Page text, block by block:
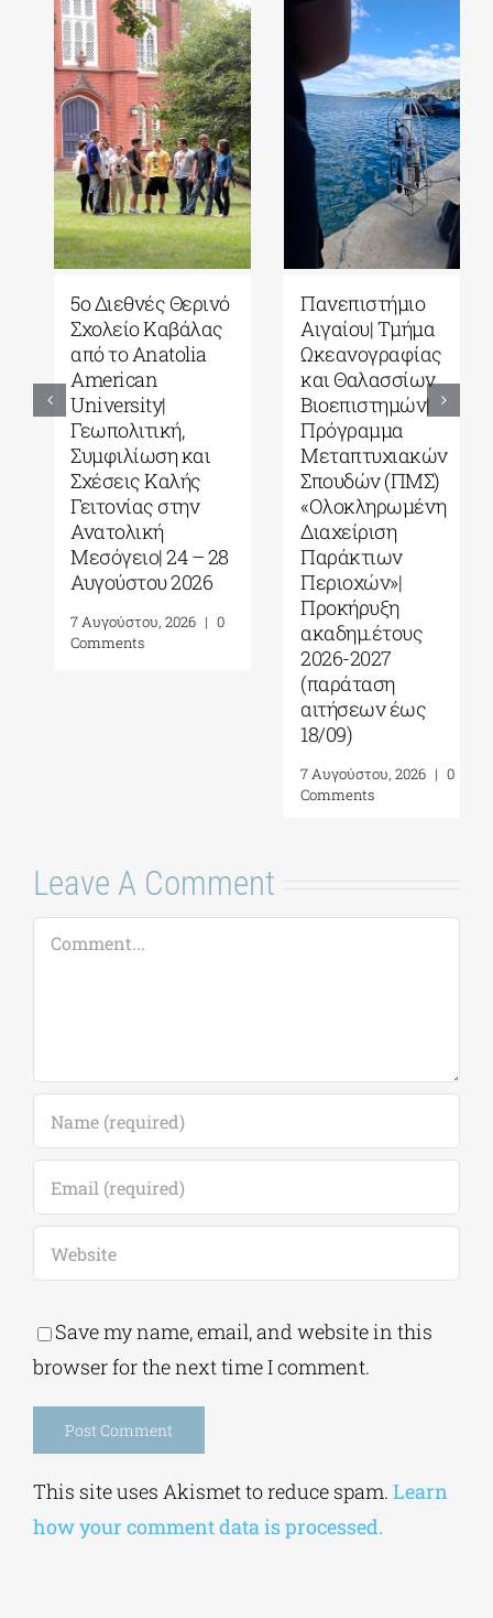
5ο Διεθνές Θερινό
Σχολείο Καβάλας
από το Αnatolia
American
University|
Γεωπολιτική,
Συμφιλίωση και
Σχέσεις Καλής
Γειτονίας στην
Ανατολική
Μεσόγειο| 24 – 28
Αυγούστου 2026
7 Αυγούστου, 2026 |
Comments
Πανεπιστήμιο
Αιγαίου| Τμήμα
Ωκεανογραφίας
και Θαλασσίων
Βιοεπιστημών|
Πρόγραμμα
Μεταπτυχιακών
Σπουδών (ΠΜΣ)
«Ολοκληρωμένη
Διαχείριση
Παράκτιων
Περιοχών»|
Προκήρυξη
ακαδημ.έτους
2026-2027
(παράταση
αιτήσεων έως
18/09)
7 Αυγούστου, 2026 |
Comments
Leave A Comment
Comment
Save my name, email, and website in this
browser for the next time I comment.
Alternative:
This site uses Akismet to reduce spam. Learn
how your comment data is processed.